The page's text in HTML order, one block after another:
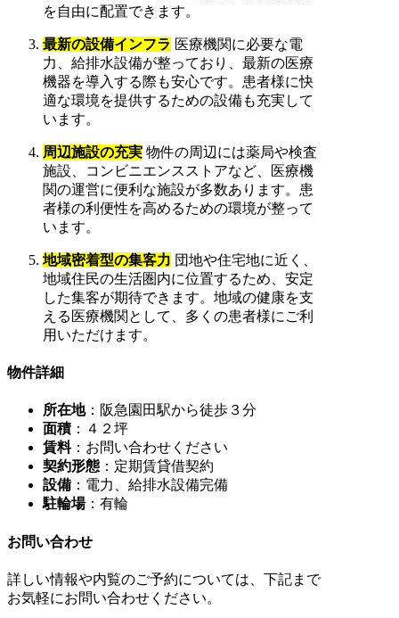
を自由に配置できます。
最新の設備インフラ 医療機関に必要な電
力、給排水設備が整っており、最新の医療
機器を導入する際も安心です。患者様に快
適な環境を提供するための設備も充実して
います。
周辺施設の充実 物件の周辺には薬局や検査
施設、コンビニエンスストアなど、医療機
関の運営に便利な施設が多数あります。患
者様の利便性を高めるための環境が整って
います。
地域密着型の集客力 団地や住宅地に近く、
地域住民の生活圏内に位置するため、安定
した集客が期待できます。地域の健康を支
える医療機関として、多くの患者様にご利
用いただけます。
物件詳細
所在地：阪急園田駅から徒歩３分
面積：４２坪
賃料：お問い合わせください
契約形態 ：定期賃貸借契約
設備 ：電力、給排水設備完備
駐輪場：有輪
お問い合わせ
詳しい情報や内覧のご予約については、下記まで
お気軽にお問い合わせください。